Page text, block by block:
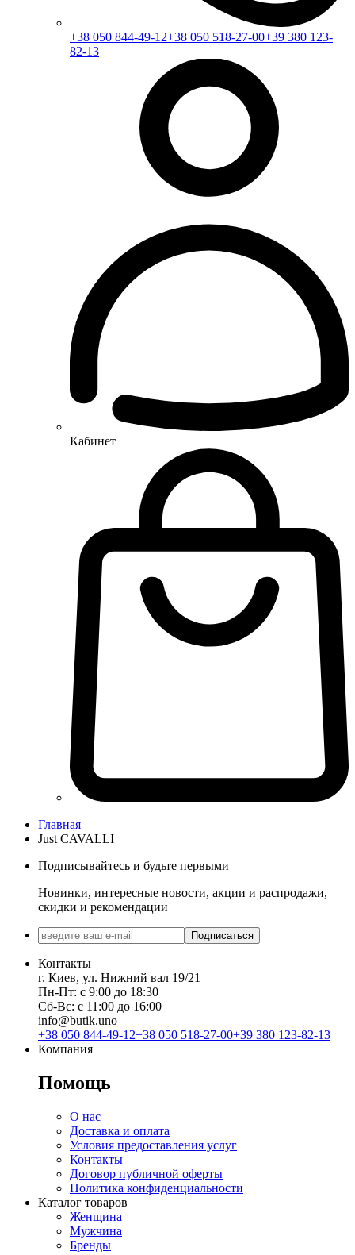
+38 050 844-49-12+38 050 518-27-00+39 380 123-
82-13
Кабинет
Главная
Just CAVALLI
Подписывайтесь и будьте первыми
Новинки, интересные новости, акции и распродажи,
скидки и рекомендации
Подписаться
Контакты
г. Киев, ул. Нижний вал 19/21
Пн-Пт: с 9:00 до 18:30
Сб-Вс: с 11:00 до 16:00
info@butik.uno
+38 050 844-49-12+38 050 518-27-00+39 380 123-82-13
Компания
Помощь
О нас
Доставка и оплата
Условия предоставления услуг
Контакты
Договор публичной оферты
Политика конфиденциальности
Каталог товаров
Женщина
Мужчина
Бренды